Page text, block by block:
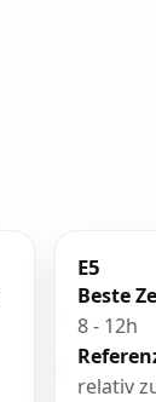
E5
Beste
8 - 12h
relativ